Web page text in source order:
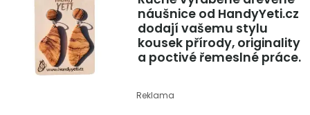
náušnice od HandyYeti.cz
dodají vašemu stylu
kousek přírody, originality
a poctivé řemeslné práce.
Reklama